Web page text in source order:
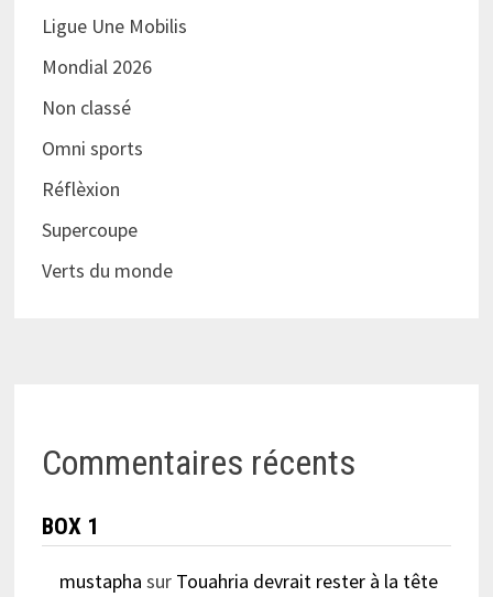
Ligue Une Mobilis
Mondial 2026
Non classé
Omni sports
Réflèxion
Supercoupe
Verts du monde
Commentaires récents
BOX 1
mustapha sur Touahria devrait rester à la tête